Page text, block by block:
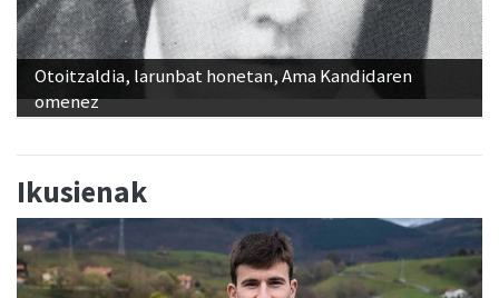
Otoitzaldia, larunbat honetan, Ama Kandidaren
omenez
Ikusienak